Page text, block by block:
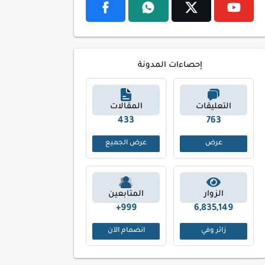
إحصاءات المدونة
التعليقات
859
عرض
المقالات
504
عرض الجميع
الزوار
6,835,149
زائر وفي
المتابعين
999+
انضمام الآن